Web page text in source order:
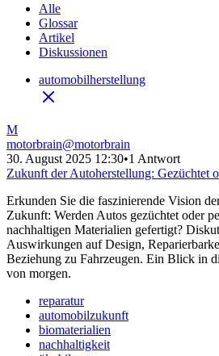
Alle
Glossar
Artikel
Diskussionen
automobilherstellung
M
motorbrain@motorbrain
30. August 2025 12:30•1 Antwort
Zukunft der Autoherstellung: Gezüchtet
Erkunden Sie die faszinierende Vision
Zukunft: Werden Autos gezüchtet oder
nachhaltigen Materialien gefertigt?
Auswirkungen auf Design,
Beziehung zu Fahrzeugen. Ein Blick in
von morgen.
reparatur
automobilzukunft
biomaterialien
nachhaltigkeit